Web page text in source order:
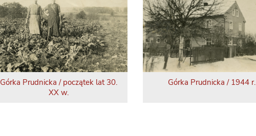
Górka Prudnicka / początek lat 30.
XX w.
Górka Prudnicka / 1944 r.